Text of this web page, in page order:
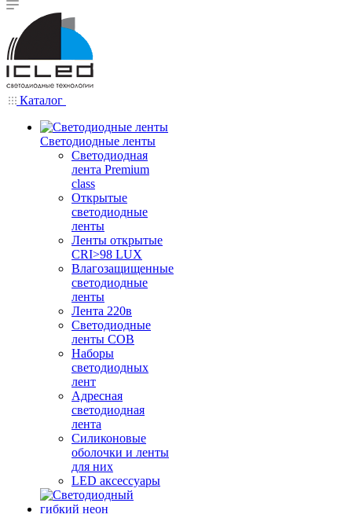
Каталог
Светодиодные ленты
Светодиодная
лента Premium
class
Открытые
светодиодные
ленты
Ленты открытые
CRI>98 LUX
Влагозащищенные
светодиодные
ленты
Лента 220в
Светодиодные
ленты COB
Наборы
светодиодных
лент
Адресная
светодиодная
лента
Силиконовые
оболочки и ленты
для них
LED аксессуары